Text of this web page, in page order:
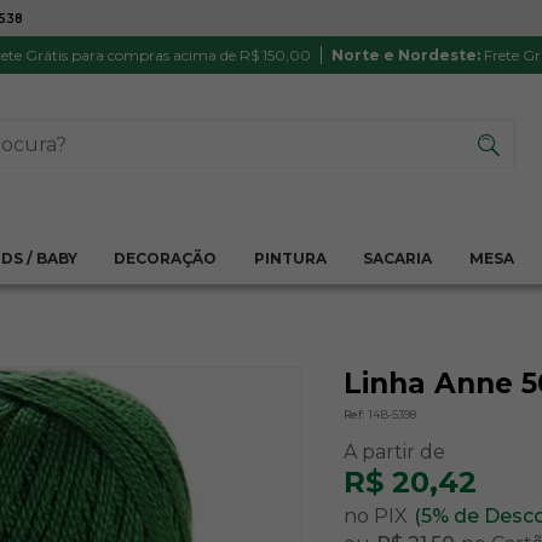
Grátis para compras acima de R$ 150,00 Norte e Nordeste:Frete
/ BABY DECORAÇÃO PINTURA SACARIA MESA
Parcela mínima R$ 20,00 Satisfação
Linha Anne
Ref: 14B-5398
R$ 20,42
no PIX (5% de